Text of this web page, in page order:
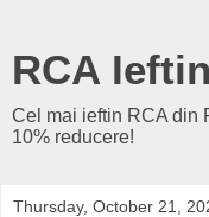
RCA
Cel mai ieftin RCA din
10% reducere!
Thursday, October 21,